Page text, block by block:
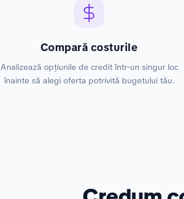
Compară costurile
Analizează opțiunile de credit într-un singur loc
înainte să alegi oferta potrivită bugetului tău.